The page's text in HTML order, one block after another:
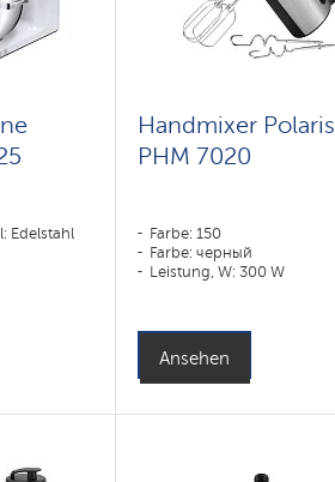
Edelstahl
Handmixer Polaris
PHM 7020
Farbe: 150
Farbe: черный
Leistung, W: 300 W
Ansehen